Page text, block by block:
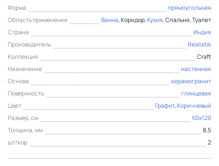
Форма
прямоугольная
Область применения
Ванна, Коридор,Кухня, Спальня, Туалет
Страна
Индия
Производитель
Realistik
Коллекция
Craft
Назначение
настенная
Основа
керамогранит
Поверхность
глянцевая
Цвет
Графит,Коричневый
Размер, см
60x120
Толщина, мм
8,5
шт/кор
2